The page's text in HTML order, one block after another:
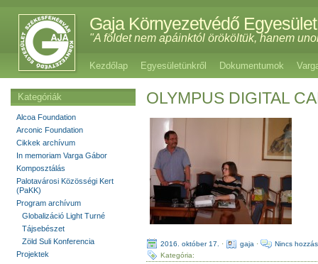
Gaja Környezetvédő Egyesület
"A földet nem apáinktól örököltük, hanem
Kezdőlap Egyesületünkről Dokumentumok
OLYMPUS DIGITAL
2016. október 17. · gaja ·
Nincs
Kategória:
Kategóriák
Alcoa Foundation
Arconic Foundation
Cikkek archívum
In memoriam Varga Gábor
Komposztálás
Palotavárosi Közösségi Kert
(PaKK)
Program archívum
Globalizáció Light Turné
Tájsebészet
Zöld Suli Konferencia
Projektek